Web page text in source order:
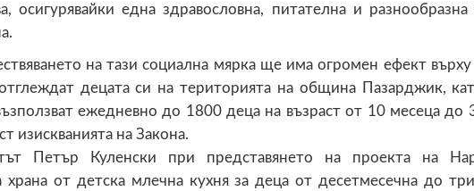
осигурявайки една здравословна, питателна и разнообразна
на тази социална мярка ще има огромен ефект
децата си на територията на община Пазарджик,
ежедневно до 1800 деца на възраст от 10 месеца до
изискванията на Закона.
Петър Куленски при представянето на проекта на
храна от детска млечна кухня за деца от десетмесечна до